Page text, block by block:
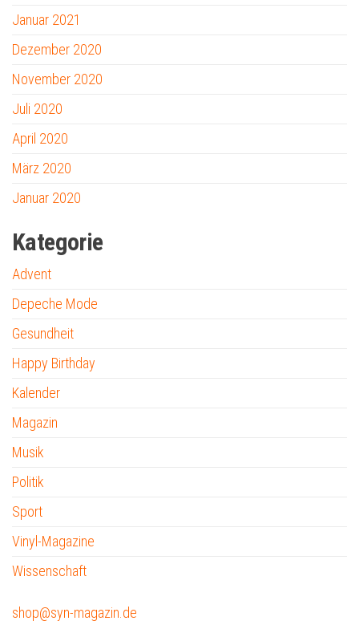
Januar 2021
Dezember 2020
November 2020
Juli 2020
April 2020
März 2020
Januar 2020
Kategorie
Advent
Depeche Mode
Gesundheit
Happy Birthday
Kalender
Magazin
Musik
Politik
Sport
Vinyl-Magazine
Wissenschaft
shop@syn-magazin.de